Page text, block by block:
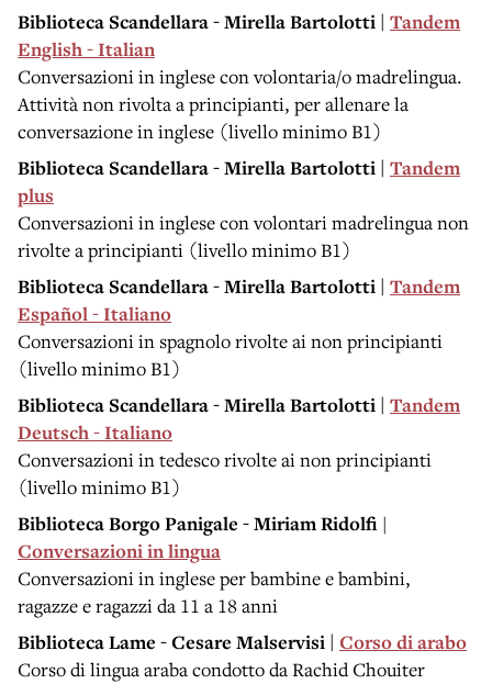
Biblioteca Scandellara - Mirella Bartolotti | Tandem
English - Italian
Conversazioni in inglese con volontaria/o madrelingua.
Attività non rivolta a principianti, per allenare la
conversazione in inglese (livello minimo B1)
Biblioteca Scandellara - Mirella Bartolotti | Tandem
plus
Conversazioni in inglese con volontari madrelingua non
rivolte a principianti (livello minimo B1)
Biblioteca Scandellara - Mirella Bartolotti | Tandem
Español - Italiano
Conversazioni in spagnolo rivolte ai non principianti
(livello minimo B1)
Biblioteca Scandellara - Mirella Bartolotti | Tandem
Deutsch - Italiano
Conversazioni in tedesco rivolte ai non principianti
(livello minimo B1)
Biblioteca Borgo Panigale - Miriam Ridolfi |
Conversazioni in lingua
Conversazioni in inglese per bambine e bambini,
ragazze e ragazzi da 11 a 18 anni
Biblioteca Lame - Cesare Malservisi | Corso di arabo
Corso di lingua araba condotto da Rachid Chouiter